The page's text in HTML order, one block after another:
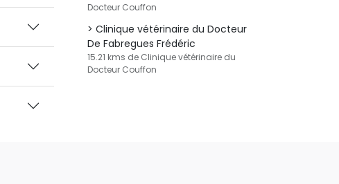
Docteur Couffon
Clinique vétérinaire du Docteur
De Fabregues Frédéric
15.21 kms de Clinique vétérinaire du
Docteur Couffon